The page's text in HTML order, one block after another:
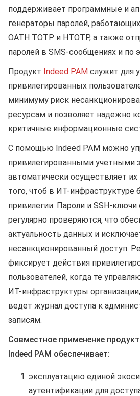
поддерживает программные и
генераторы паролей,
OATH TOTP и HTOTP, а также
паролей в SMS-сообщениях и по
Продукт Indeed PAM служит для
привилегированных
минимуму риск
ресурсам и позволяет надежно
критичные информационные
С помощью Indeed PAM можно
привилегированными учетными
автоматически осуществляет их
того, чтоб в ИТ-инфраструктуре
привилегии. Пароли и SSH-
регулярно проверяются, что
актуальность данных и
несанкционированный доступ.
фиксирует действия
пользователей, когда те
ИТ-инфраструктуры
ведет журнал доступа к
записям.
Совместное применение
Indeed PAM обеспечивает:
эксплуатацию единой
аутентификации для